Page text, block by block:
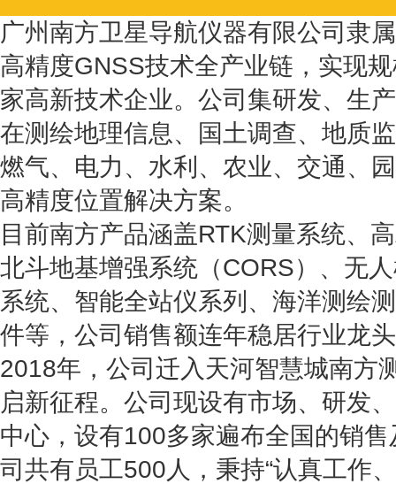
广州南方卫星导航仪器有限公司隶
高精度GNSS技术全产业链，实现
家高新技术企业。公司集研发、生
在测绘地理信息、国土调查、地质
燃气、电力、水利、农业、交通、
高精度位置解决方案。
目前南方产品涵盖RTK测量系统、
北斗地基增强系统（CORS）、无
系统、智能全站仪系列、海洋测绘
件等，公司销售额连年稳居行业龙
2018年，公司迁入天河智慧城南方
启新征程。公司现设有市场、研发
中心，设有100多家遍布全国的销
司共有员工500人，秉持“认真工作